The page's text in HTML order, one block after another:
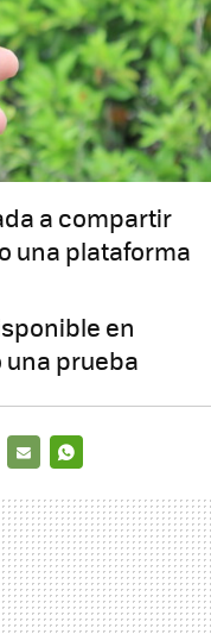
a compartir
una plataforma
en
una prueba
MAIL